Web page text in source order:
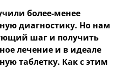
более-менее
диагностику. Но нам
шаг и получить
лечение и в идеале
таблетку. Как с этим